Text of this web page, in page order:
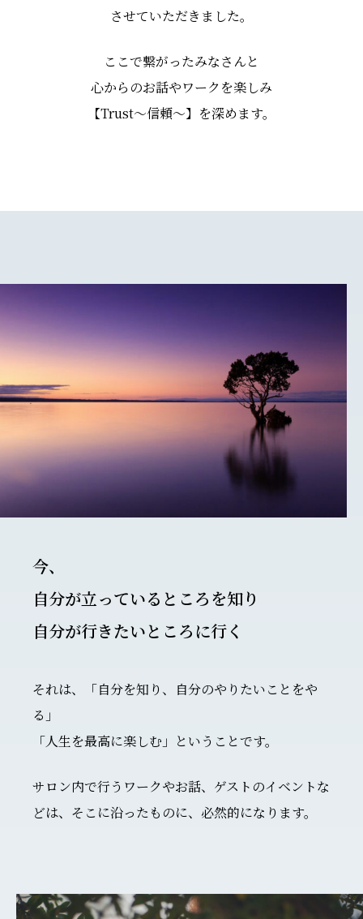
させていただきました。
ここで繋がったみなさんと
心からのお話やワークを楽しみ
【Trust～信頼～】を深めます。
今、
自分が立っているところを知り
自分が行きたいところに行く
それは、「自分を知り、自分のやりたいことをや
る」
「人生を最高に楽しむ」ということです。
サロン内で行うワークやお話、ゲストのイベントな
どは、そこに沿ったものに、必然的になります。